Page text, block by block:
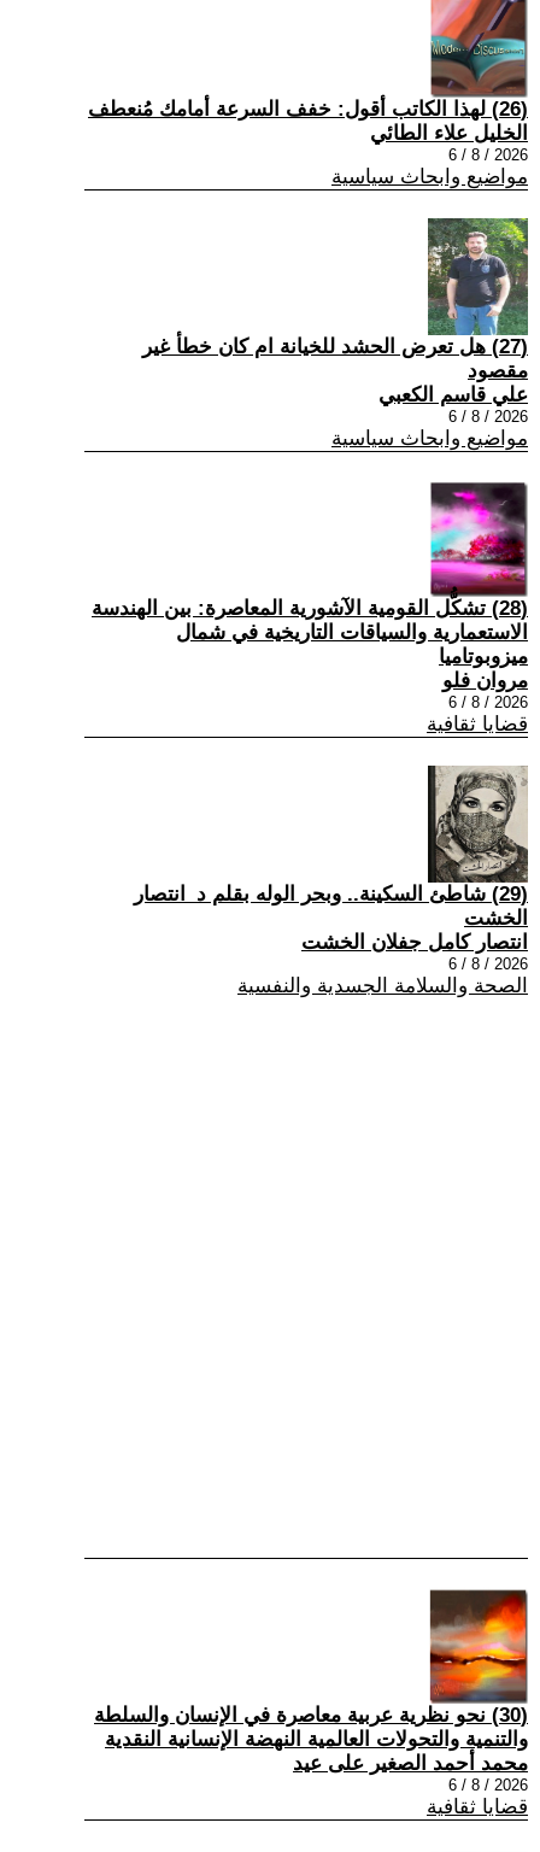
(26) لهذا الكاتب أقول: خفف السرعة أمامك مُنعطف
الخليل علاء الطائي
2026 / 8 / 6
مواضيع وابحاث سياسية
(27) هل تعرض الحشد للخيانة ام كان خطأ غير
مقصود
علي قاسم الكعبي
2026 / 8 / 6
مواضيع وابحاث سياسية
(28) تشكُّل القومية الآشورية المعاصرة: بين الهندسة
الاستعمارية والسياقات التاريخية في شمال
ميزوبوتاميا
مروان فلو
2026 / 8 / 6
قضايا ثقافية
(29) شاطئ السكينة.. وبحر الوله بقلم د_انتصار
الخشت
انتصار كامل جفلان الخشت
2026 / 8 / 6
الصحة والسلامة الجسدية والنفسية
(30) نحو نظرية عربية معاصرة في الإنسان والسلطة
والتنمية والتحولات العالمية النهضة الإنسانية النقدية
محمد أحمد الصغير على عيد
2026 / 8 / 6
قضايا ثقافية